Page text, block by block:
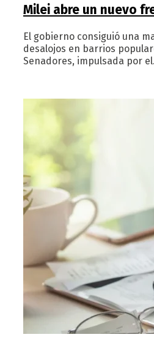
Milei abre un nuevo
El gobierno consiguió una
desalojos en barrios
Senadores, impulsada por